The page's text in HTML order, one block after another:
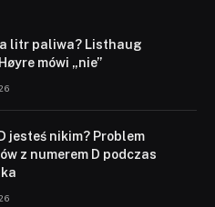
litr paliwa? Listhaug
mówi „nie”
jesteś nikim? Problem
z numerem D podczas